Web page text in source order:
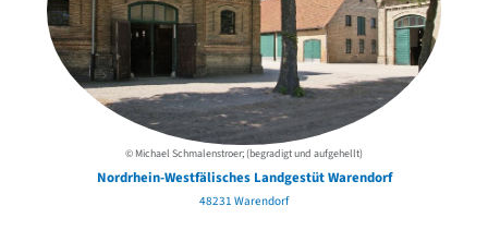
© Michael Schmalenstroer; (begradigt und aufgehellt)
Nordrhein-Westfälisches Landgestüt Warendorf
48231 Warendorf